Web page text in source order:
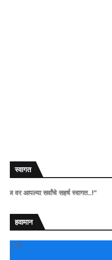
स्वागत
सर्वांचे सहर्ष स्वागत..!"
हवामान
+28
°